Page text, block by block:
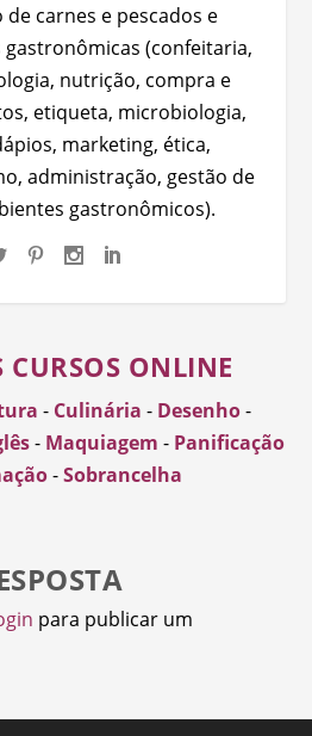
carnes e pescados e
gastronômicas (confeitaria,
nutrição, compra e
etiqueta, microbiologia,
marketing, ética,
administração, gestão de
gastronômicos).
CURSOS ONLINE
- Culinária - Desenho-
- Maquiagem - Panificação
-Sobrancelha
para publicar um